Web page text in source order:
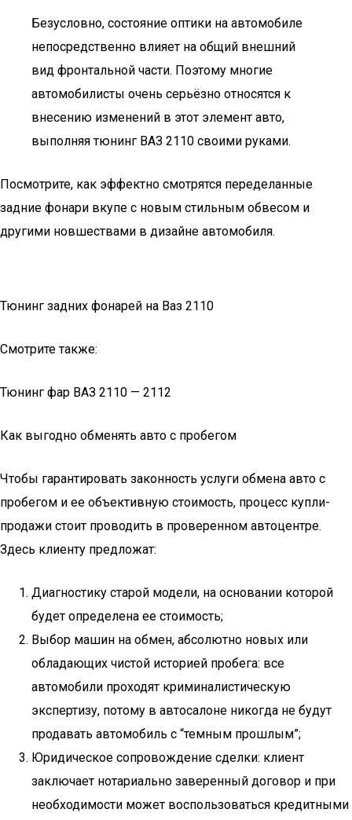
Безусловно, состояние оптики на автомобиле
непосредственно влияет на общий внешний
вид фронтальной части. Поэтому многие
автомобилисты очень серьёзно относятся к
внесению изменений в этот элемент авто,
выполняя тюнинг ВАЗ 2110 своими руками.
Посмотрите, как эффектно смотрятся переделанные
задние фонари вкупе с новым стильным обвесом и
другими новшествами в дизайне автомобиля.
Тюнинг задних фонарей на Ваз 2110
Смотрите также:
Тюнинг фар ВАЗ 2110 — 2112
Как выгодно обменять авто с пробегом
Чтобы гарантировать законность услуги обмена авто с
пробегом и ее объективную стоимость, процесс купли-
продажи стоит проводить в проверенном автоцентре.
Здесь клиенту предложат:
Диагностику старой модели, на основании которой
будет определена ее стоимость;
Выбор машин на обмен, абсолютно новых или
обладающих чистой историей пробега: все
автомобили проходят криминалистическую
экспертизу, потому в автосалоне никогда не будут
продавать автомобиль с “темным прошлым”;
Юридическое сопровождение сделки: клиент
заключает нотариально заверенный договор и при
необходимости может воспользоваться кредитными